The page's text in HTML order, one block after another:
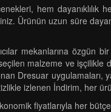
hem dayanıklılık
Ürünün uzun süre
mekanlarına özgün
malzeme ve işçilikle
Dresuar uygulamaları,
izlenen İndirim, her
fiyatlarıyla her